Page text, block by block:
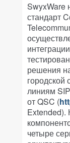
SwyxWare
стандарт
решения
городской
линиям
от QSC (
Extended).
четыре